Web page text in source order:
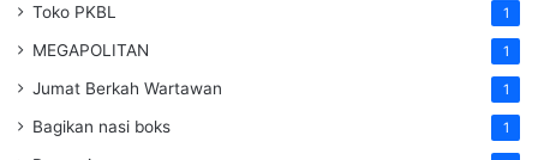
Toko PKBL 1
MEGAPOLITAN 1
Jumat Berkah Wartawan 1
Bagikan nasi boks 1